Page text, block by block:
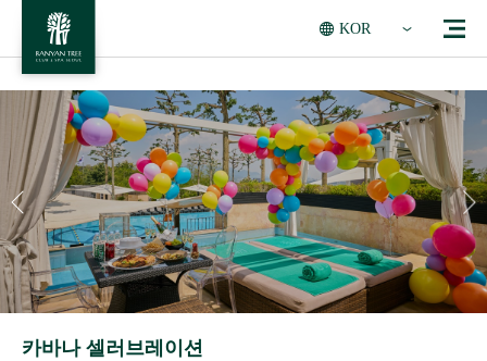
KOR
카바나 셀러브레이션